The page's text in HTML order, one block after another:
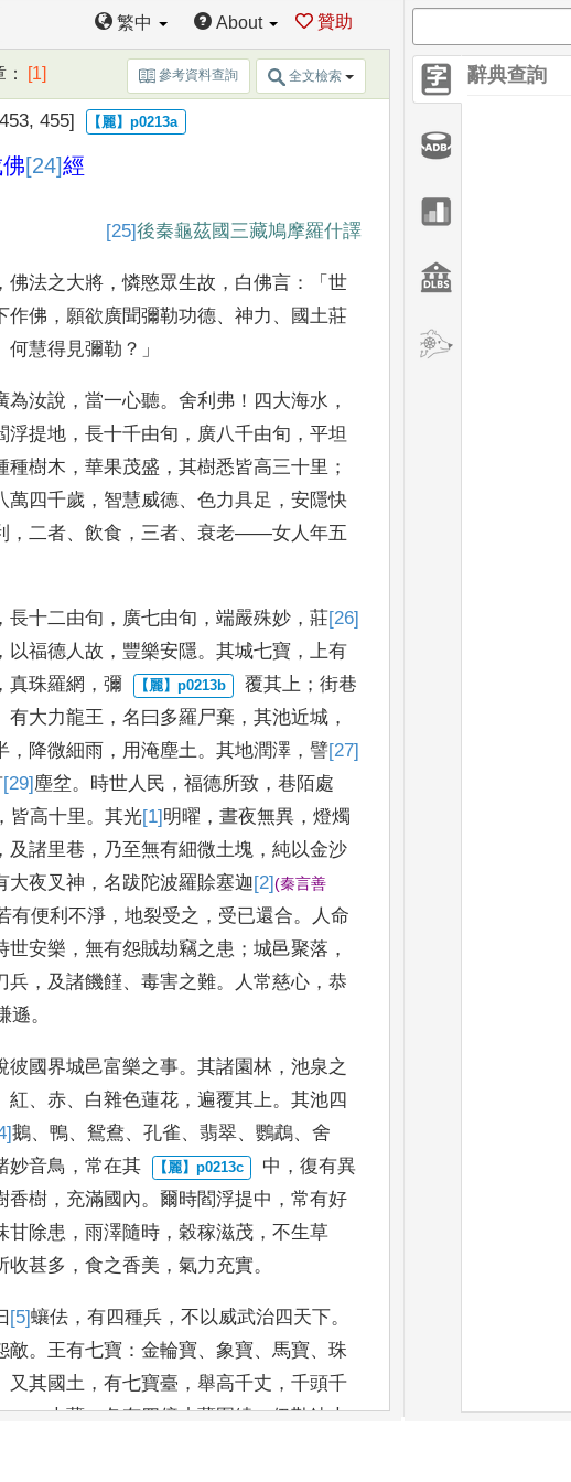
繁中 About 贊助
： [1] 參考資料查詢 全文檢索
455]
[24]經
[25]後秦龜茲國三藏鳩摩羅什譯
， 佛法之大將 ，憐愍眾生故 ， 白佛言 ：「 世
作佛 ， 願欲廣聞彌勒功德、 神力 、 國土莊
何慧得見彌勒 ？」
為汝說 ， 當一心聽。 舍利弗 ！ 四大海水 ，
浮提地 ， 長十千由旬 ， 廣八千由旬 ， 平坦
種樹木 ， 華果茂盛 ， 其樹悉皆高三十里 ；
萬四千歲 ， 智慧威德、 色力具足 ， 安隱快
， 二者、 飲食 ， 三者、 衰老——女人年五
， 長十二由旬 ， 廣七由旬 ， 端嚴殊妙 ， 莊[26]
， 以福德人故 ， 豐樂安隱。 其城七寶 ， 上有
， 真珠羅網 ， 彌 覆其上 ；街巷
有大力龍王 ， 名曰多羅尸棄 ， 其池近城 ，
， 降微細雨 ， 用淹塵土。 其地潤澤 ， 譬[27]
[29] 塵坌。 時世人民 ， 福德所致 ， 巷陌處
， 皆高十里。其光[1] 明曜 ，晝夜無異 ，燈燭
， 及諸里巷 ， 乃至無有細微土塊 ， 純以金沙
大夜叉神 ， 名跋陀波羅賒塞迦[2](秦言善
有便利不淨 ， 地裂受之 ， 受已還合。
人命
世安樂 ， 無有怨賊劫竊之患 ； 城邑聚落 ，
兵 ， 及諸饑饉、 毒害之難。 人常慈心 ， 恭
遜。
彼國界城邑富樂之事。 其諸園林 ， 池泉之
紅、 赤、 白雜色蓮花 ， 遍覆其上。 其池四
鵝、 鴨、 鴛鴦、 孔雀、 翡翠、 鸚鵡、 舍
妙音鳥 ， 常在其 中 ，復有異
香樹 ， 充滿國內。 爾時閻浮提中 ， 常有好
甘除患 ， 雨澤隨時 ， 穀稼滋茂 ， 不生草
收甚多 ， 食之香美 ， 氣力充實。
[5]蠰佉 ， 有四種兵 ， 不以威武治四天下。
敵。 王有七寶 ： 金輪寶、 象寶、 馬寶、 珠
又其國土 ， 有七寶臺 ， 舉高千丈 ， 千頭千
一一大藏，各有四億小藏圍繞：伊勒鉢大
辭典查詢